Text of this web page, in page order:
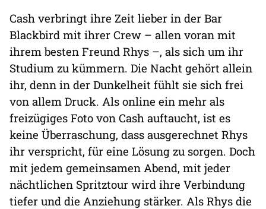
Cash verbringt ihre Zeit lieber in der Bar
Blackbird mit ihrer Crew – allen voran mit
ihrem besten Freund Rhys –, als sich um ihr
Studium zu kümmern. Die Nacht gehört allein
ihr, denn in der Dunkelheit fühlt sie sich frei
von allem Druck. Als online ein mehr als
freizügiges Foto von Cash auftaucht, ist es
keine Überraschung, dass ausgerechnet Rhys
ihr verspricht, für eine Lösung zu sorgen. Doch
mit jedem gemeinsamen Abend, mit jeder
nächtlichen Spritztour wird ihre Verbindung
tiefer und die Anziehung stärker. Als Rhys die